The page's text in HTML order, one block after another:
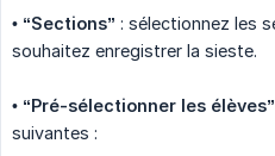
• “Sections” : sélectionnez les
souhaitez enregistrer la sieste.
• “Pré-sélectionner les élèves”
suivantes :